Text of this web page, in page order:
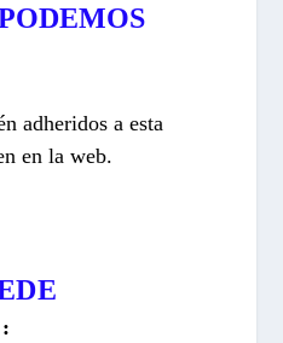
adheridos a esta
en la web.
: